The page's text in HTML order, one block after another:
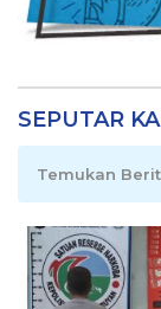
SEPUTAR
Temukan